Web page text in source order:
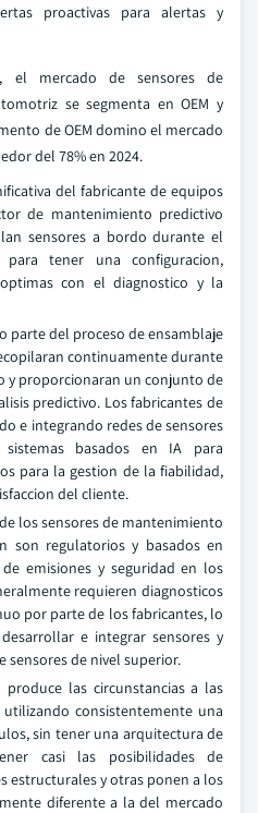
proactivas para alertas y
el mercado de sensores de
se segmenta en OEM y
de OEM domino el mercado
del 78% en 2024.
del fabricante de equipos
de mantenimiento predictivo
sensores a bordo durante el
tener una configuracion,
con el diagnostico y la
parte del proceso de ensamblaje
continuamente durante
y proporcionaran un conjunto de
predictivo. Los fabricantes de
e integrando redes de sensores
basados en IA para
para la gestion de la fiabilidad,
del cliente.
los sensores de mantenimiento
son regulatorios y basados en
emisiones y seguridad en los
requieren diagnosticos
por parte de los fabricantes, lo
e integrar sensores y
sensores de nivel superior.
las circunstancias a las
consistentemente una
sin tener una arquitectura de
casi las posibilidades de
estructurales y otras ponen a los
diferente a la del mercado